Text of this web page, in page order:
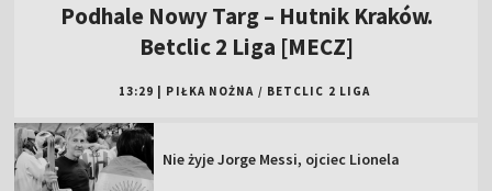
Podhale Nowy Targ – Hutnik Kraków.
Betclic 2 Liga [MECZ]
13:29 PIŁKA NOŻNA / BETCLIC 2 LIGA
Nie żyje Jorge Messi, ojciec Lionela